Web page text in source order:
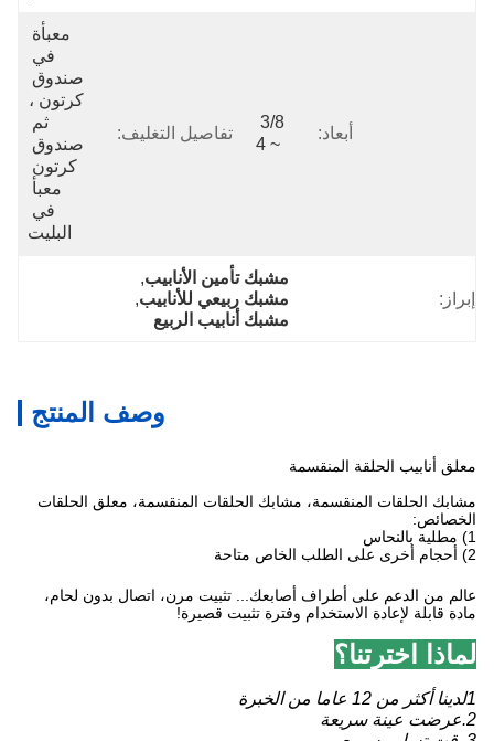
أبعاد:
3/8
~ 4
تفاصيل التغليف:
معبأة
صندوق
كرتون ،
ثم
صندوق
كرتون
معبأ
البليت
إبراز:
مشبك تأمين الأنابيب,
مشبك ربيعي للأنابيب,
مشبك أنابيب الربيع
وصف المنتج
معلق أنابيب الحلقة المنقسمة
مشابك الحلقات المنقسمة، مشابك الحلقات المنقسمة، معلق الحلقات
الخصائص:
عالم من الدعم على أطراف أصابعك... تثبيت مرن، اتصال بدون لحام،
مادة قابلة لإعادة الاستخدام وفترة تثبيت قصيرة!
لماذا اخترتنا؟
1لدينا أكثر من 12 عاما من الخبرة
2.عرضت عينة سريعة